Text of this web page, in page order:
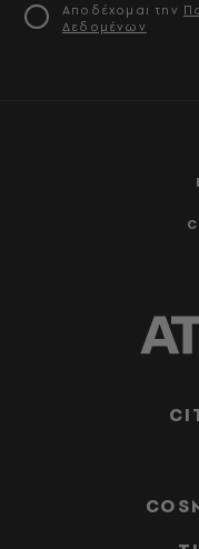
Αποδέχομαι την
Δεδομένων